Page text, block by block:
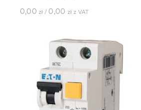
0,00 zł / 0,00 zł z VAT